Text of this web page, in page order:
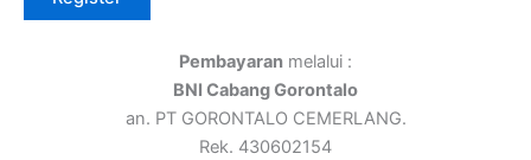
Pembayaran melalui :
BNI Cabang Gorontalo
an. PT GORONTALO CEMERLANG.
Rek. 430602154